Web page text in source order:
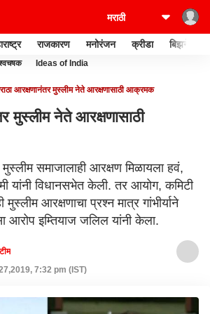
राजकारण मनोरंजन क्रीडा बिझनेस
Ideas of India
आरक्षणानंतर मुस्लीम नेते आरक्षणासाठी आक्रमक
मुस्लीम नेते आरक्षणासाठी
मुस्लीम समाजालाही आरक्षण मिळायला हवं,
यांनी विधानसभेत केली. तर आयोग, कमिटी
आरक्षणाचा प्रश्न मात्र गांभीर्याने
आरोप इम्तियाज जलिल यांनी केला.
7:32 pm (IST)